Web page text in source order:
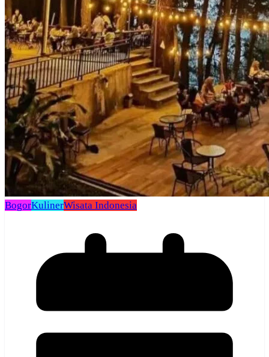
BogorKulinerWisata Indonesia